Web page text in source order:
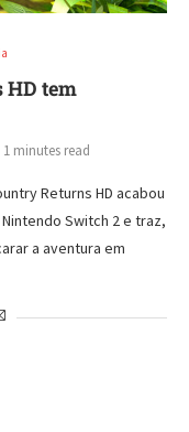
HD tem
1 minutes read
Returns HD acabou
Switch 2 e traz,
a aventura em